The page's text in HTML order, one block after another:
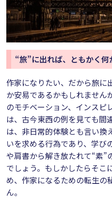
“旅”に出れば、ともかく何
作家になりたい、だから旅に
か安易であるかもしれません
のモチベーション、インスピ
は、古今東西の例を見ても間
は、非日常的体験とも言い換
いを求める行為であり、学び
や肩書から解き放たれて“素”
でしょう。もしかしたらそこ
め、作家になるための転生の
ん。